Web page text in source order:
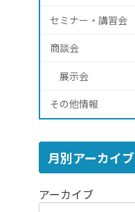
セミナー・講習会
商談会
展示会
その他情報
月別アーカイブ
アーカイブ